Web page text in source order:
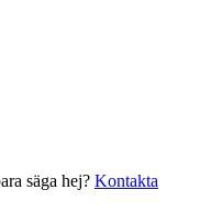
säga hej? Kontakta